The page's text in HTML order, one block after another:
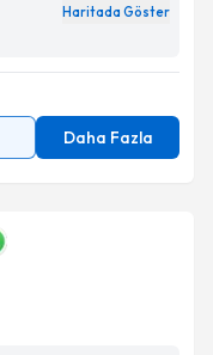
Haritada Göster
Daha Fazla